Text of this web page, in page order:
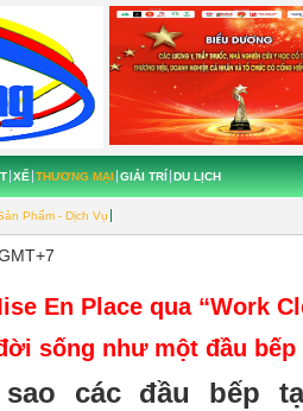
XẾ THƯƠNG MẠI
Phẩm - Dịch Vụ
GIẢI TRÍ DU LỊCH
En Place qua “Work
sống như một đầu bếp
các đầu bếp